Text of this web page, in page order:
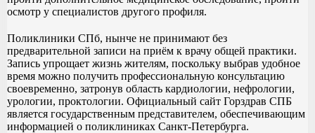
осмотр у специалистов другого профиля.
Поликлиники СПб, нынче не принимают без
предварительной записи на приём к врачу общей практики.
Запись упрощает жизнь жителям, поскольку выбрав удобное
время можно получить профессиональную консультацию
своевременно, затронув область кардиологии, нефрологии,
урологии, проктологии. Официальный сайт Горздрав СПБ
является государственным представителем, обеспечивающим
информацией о поликлиниках Санкт-Петербурга.